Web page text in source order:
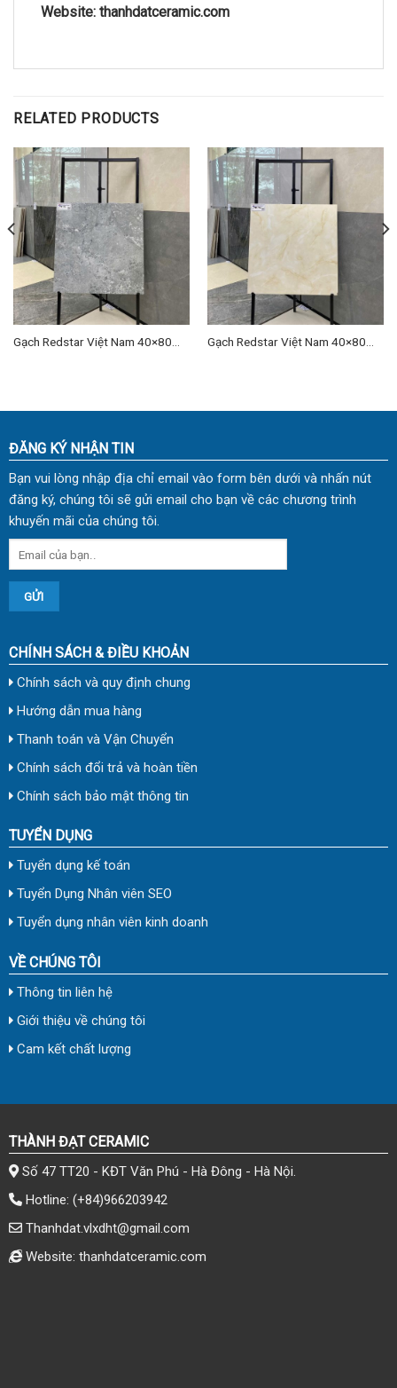
Website: thanhdatceramic.com
RELATED PRODUCTS
Gạch Redstar Việt Nam 40×80
Gạch Redstar Việt Nam 40×80
ĐĂNG KÝ NHẬN TIN
Bạn vui lòng nhập địa chỉ email vào form bên dưới và nhấn nút
đăng ký, chúng tôi sẽ gửi email cho bạn về các chương trình
khuyến mãi của chúng tôi.
CHÍNH SÁCH & ĐIỀU KHOẢN
Chính sách và quy định chung
Hướng dẫn mua hàng
Thanh toán và Vận Chuyển
Chính sách đổi trả và hoàn tiền
Chính sách bảo mật thông tin
TUYỂN DỤNG
Tuyển dụng kế toán
Tuyển Dụng Nhân viên SEO
Tuyển dụng nhân viên kinh doanh
VỀ CHÚNG TÔI
Thông tin liên hệ
Giới thiệu về chúng tôi
Cam kết chất lượng
THÀNH ĐẠT CERAMIC
Số 47 TT20 - KĐT Văn Phú - Hà Đông - Hà Nội.
Hotline: (+84)966203942
Thanhdat.vlxdht@gmail.com
Website: thanhdatceramic.com